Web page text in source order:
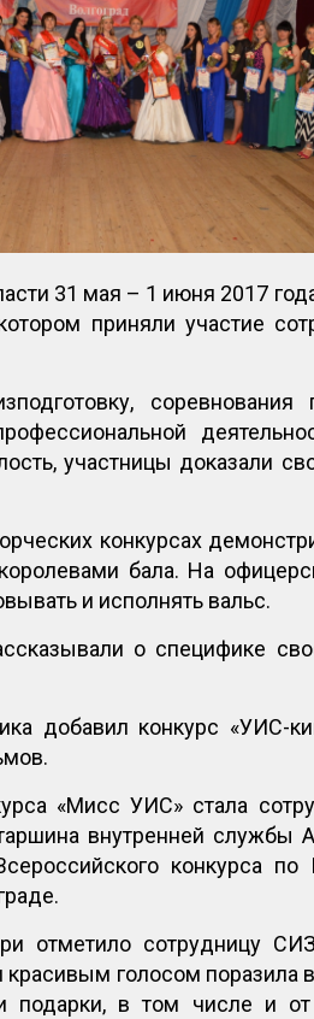
31 мая – 1 июня 2017
приняли участие
соревнования
участницы доказали
конкурсах
бала. На
и исполнять вальс.
о специфике
добавил конкурс «УИС-
«Мисс УИС» стала
внутренней службы
конкурса
отметило сотрудницу
голосом поразила
в том числе и от